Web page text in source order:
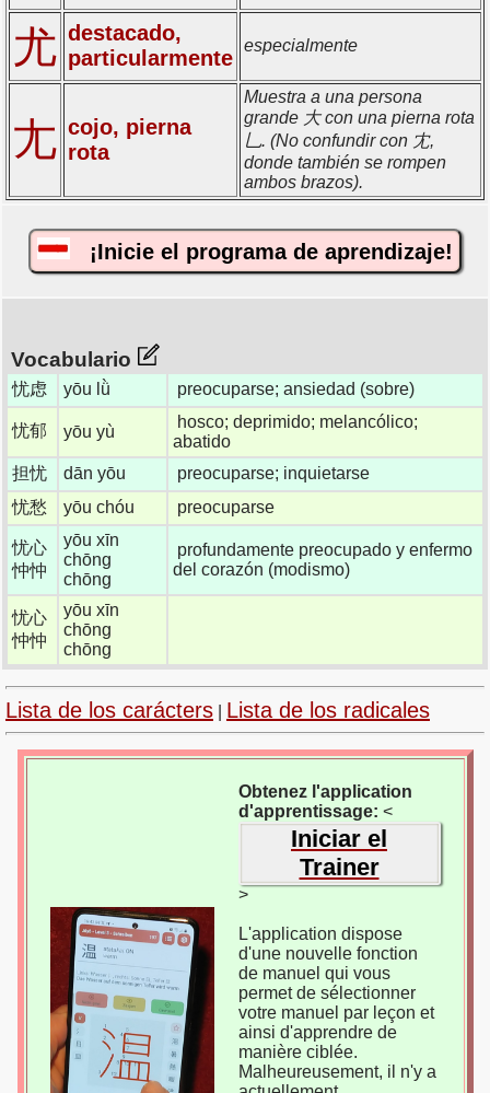
尤 destacado,
particularmente
especialmente
尢 cojo, pierna
rota
Muestra a una persona
grande 大 con una pierna rota
乚. (No confundir con 冘,
donde también se rompen
ambos brazos).
¡Inicie el programa de aprendizaje!
Vocabulario
忧虑 yōu lǜ preocuparse; ansiedad (sobre)
忧郁 yōu yù
hosco; deprimido; melancólico;
abatido
担忧
dān yōu
preocuparse; inquietarse
忧愁
yōu chóu preocuparse
忧心
忡忡
yōu xīn
chōng
chōng
profundamente preocupado y enfermo
del corazón (modismo)
忧心
忡忡
yōu xīn
chōng
chōng
Lista de los carácters Lista de los radicales
Obtenez l'application
d'apprentissage: <
Iniciar el
Trainer
>
L'application dispose
d'une nouvelle fonction
de manuel qui vous
permet de sélectionner
votre manuel par leçon et
ainsi d'apprendre de
manière ciblée.
Malheureusement, il n'y a